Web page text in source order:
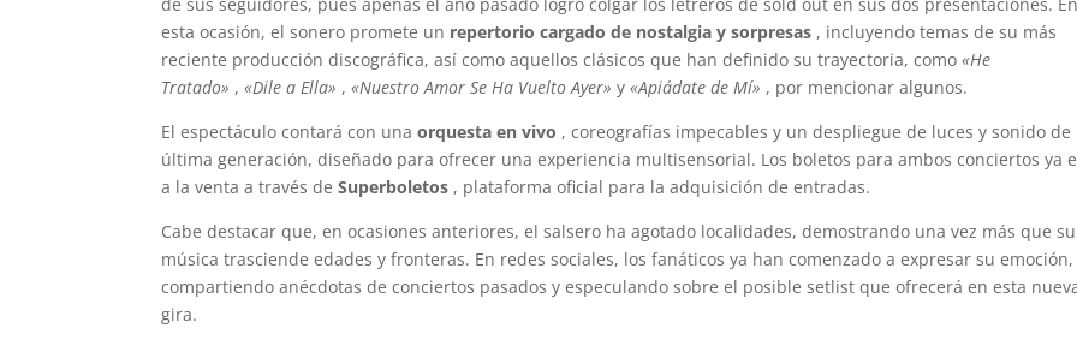
esta ocasión, el sonero promete un repertorio cargado de nostalgia y sorpresas , incluyendo temas de su más
reciente producción discográfica, así como aquellos clásicos que han definido su trayectoria, como«He
Tratado» ,«Dile a Ella» ,«Nuestro Amor Se Ha Vuelto Ayer» y«Apiádate de Mí» , por mencionar algunos.
El espectáculo contará con unaorquesta en vivo , coreografías impecables y un despliegue de luces y sonido de
última generación, diseñado para ofrecer una experiencia multisensorial. Los boletos para ambos conciertos ya
a la venta a través deSuperboletos , plataforma oficial para la adquisición de entradas.
Cabe destacar que, en ocasiones anteriores, el salsero ha agotado localidades, demostrando una vez más que su
música trasciende edades y fronteras. En redes sociales, los fanáticos ya han comenzado a expresar su emoción,
compartiendo anécdotas de conciertos pasados y especulando sobre el posible setlist que ofrecerá en esta
gira.